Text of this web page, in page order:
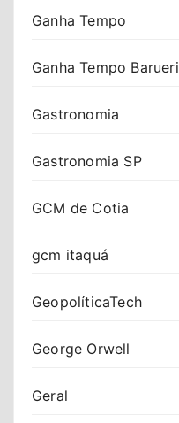
Ganha Tempo
Ganha Tempo Barueri
Gastronomia
Gastronomia SP
GCM de Cotia
gcm itaquá
GeopolíticaTech
George Orwell
Geral